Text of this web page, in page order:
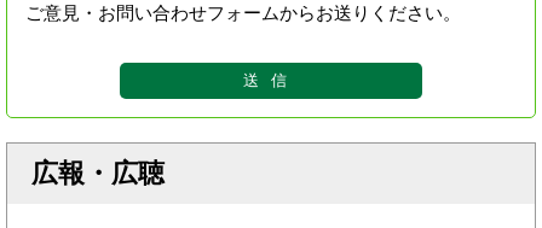
ご意見・お問い合わせフォームからお送りください。
広報・広聴